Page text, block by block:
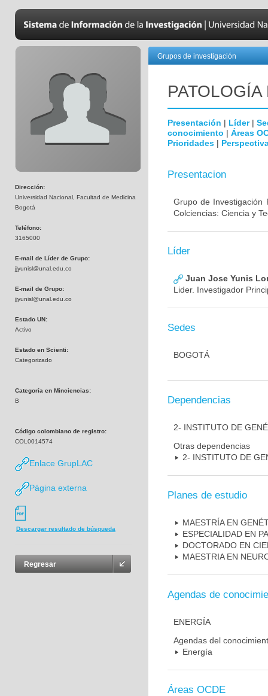
Dirección:
Universidad Nacional, Facultad de Medicina
Bogotá
Teléfono:
3165000
E-mail de Líder de Grupo:
jjyunisl@unal.edu.co
E-mail de Grupo:
jjyunisl@unal.edu.co
Estado UN:
Activo
Estado en Scienti:
Categorizado
Categoría en Minciencias:
B
Código colombiano de registro:
COL0014574
Enlace GrupLAC
Página externa
Descargar resultado de búsqueda
Regresar
Grupos de investigación
Presentación | Líder|
conocimiento | Áreas
Prioridades |
Presentacion
Grupo de Investigación
Colciencias: Ciencia y
Líder
Juan Jose Yunis
Lider. Investigador
Sedes
BOGOTÁ
Dependencias
2- INSTITUTO DE
Otras dependencias
2- INSTITUTO DE
Planes de estudio
MAESTRÍA EN
ESPECIALIDAD EN
DOCTORADO EN
MAESTRIA EN
Agendas de
ENERGÍA
Agendas del
Energía
Áreas OCDE